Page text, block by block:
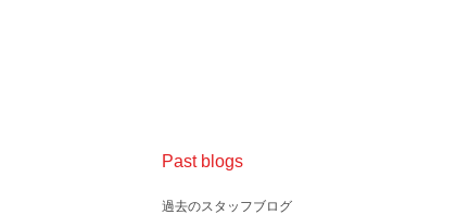
Past blogs
過去のスタッフブログ